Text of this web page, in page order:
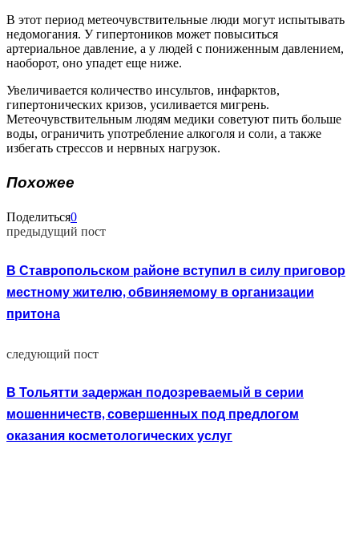
В этот период метеочувствительные люди могут испытывать
недомогания. У гипертоников может повыситься
артериальное давление, а у людей с пониженным давлением,
наоборот, оно упадет еще ниже.
Увеличивается количество инсультов, инфарктов,
гипертонических кризов, усиливается мигрень.
Метеочувствительным людям медики советуют пить больше
воды, ограничить употребление алкоголя и соли, а также
избегать стрессов и нервных нагрузок.
Похожее
Поделиться0
предыдущий пост
В Ставропольском районе вступил в силу приговор
местному жителю, обвиняемому в организации
притона
следующий пост
В Тольятти задержан подозреваемый в серии
мошенничеств, совершенных под предлогом
оказания косметологических услуг